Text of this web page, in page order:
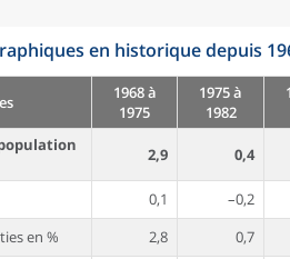
en historique depuis
1968 à
1975
1975 à
1982
2,9 0,4
0,1 –0,2
en %
2,8 0,7